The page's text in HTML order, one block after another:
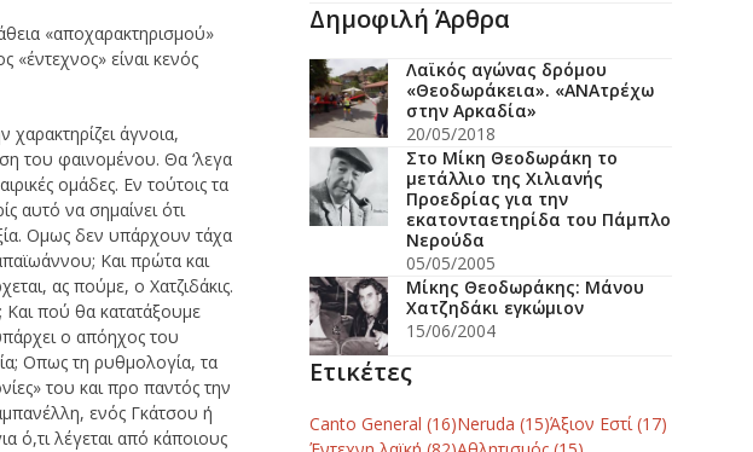
«αποχαρακτηρισμού»
είναι κενός
άγνοια,
του φαινομένου. Θα ‘λεγα
ομάδες. Εν τούτοις τα
αυτό να σημαίνει ότι
Ομως δεν υπάρχουν τάχα
Και πρώτα και
ας πούμε, ο Χατζιδάκις.
Και πού θα κατατάξουμε
ο απόηχος του
Οπως τη ρυθμολογία, τα
του και προ παντός την
ενός Γκάτσου ή
ό,τι λέγεται από κάποιους
Δημοφιλή Άρθρα
Λαϊκός αγώνας δρόμου
«Θεοδωράκεια». «ΑΝΑτρέχω
στην Αρκαδία»
20/05/2018
Στο Μίκη Θεοδωράκη το
μετάλλιο της Χιλιανής
Προεδρίας για την
εκατονταετηρίδα του Πάμπλο
Νερούδα
05/05/2005
Μίκης Θεοδωράκης: Μάνου
Χατζηδάκι εγκώμιον
15/06/2004
Ετικέτες
Canto General (16)Neruda (15)Άξιον Εστί(17)